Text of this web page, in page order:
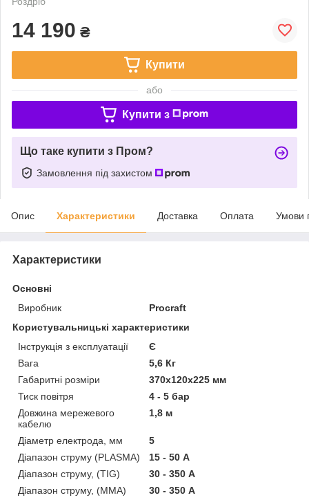
14 190 ₴
Купити
або
Купити з
Що таке купити з Пром?
Замовлення під захистом
Опис Характеристики Доставка Оплата Умови
Характеристики
Основні
Виробник
Procraft
Користувальницькі характеристики
Інструкція з експлуатації
Є
Вага
5,6 Кг
Габаритні розміри
370х120х225 мм
Тиск повітря
4 - 5 бар
Довжина мережевого
кабелю
1,8 м
Діаметр електрода, мм
5
Діапазон струму (PLASMA)
15 - 50 А
Діапазон струму, (TIG)
30 - 350 А
Діапазон струму, (ММА)
30 - 350 А